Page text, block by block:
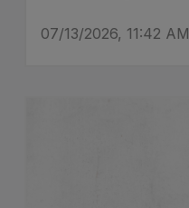
07/13/2026, 11:42 AM